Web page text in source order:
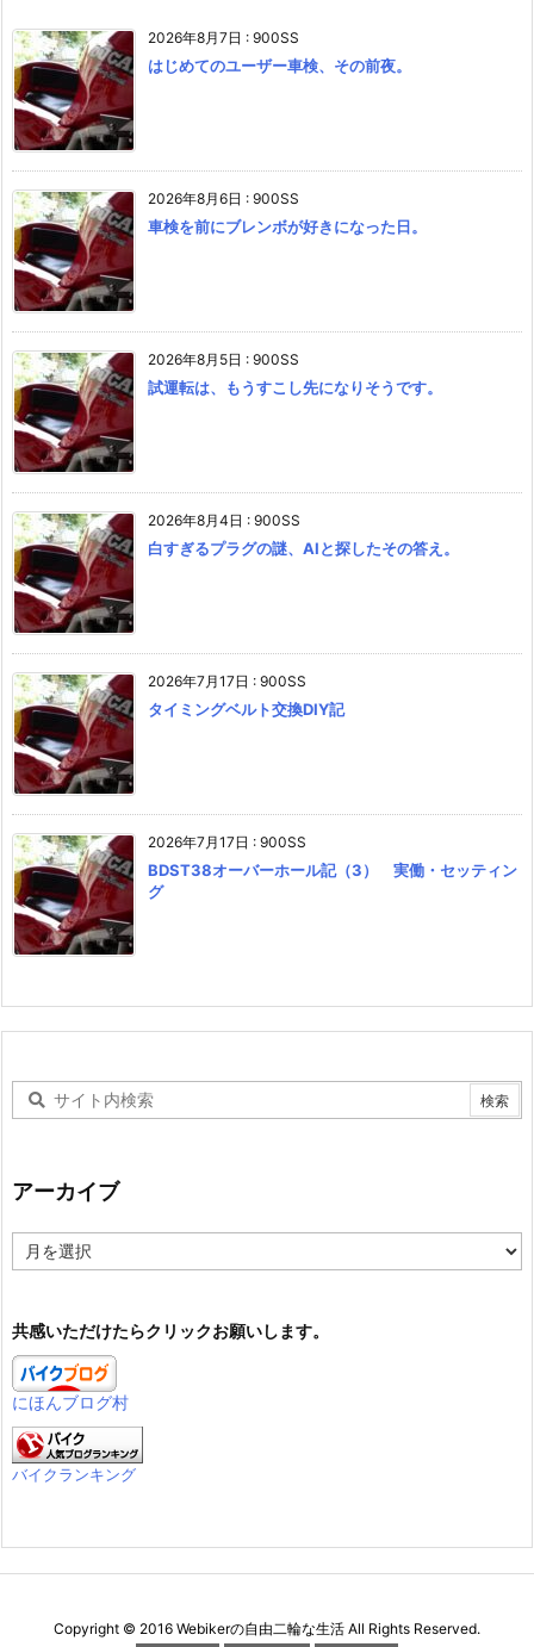
2026年8月7日 : 900SS
はじめてのユーザー車検、その前夜。
2026年8月6日 : 900SS
車検を前にブレンボが好きになった日。
2026年8月5日 : 900SS
試運転は、もうすこし先になりそうです。
2026年8月4日 : 900SS
白すぎるプラグの謎、AIと探したその答え。
2026年7月17日 : 900SS
タイミングベルト交換DIY記
2026年7月17日 : 900SS
BDST38オーバーホール記（3） 実働・セッティン
グ
アーカイブ
ー
ブ
共感いただけたらクリックお願いします。
にほんブログ村
バイクランキング
Copyright © 2016 Webikerの自由二輪な生活 All Rights Reserved.